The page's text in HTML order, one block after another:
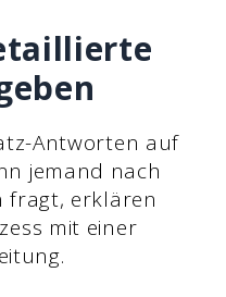
Antworten auf
jemand nach
fragt, erklären
mit einer